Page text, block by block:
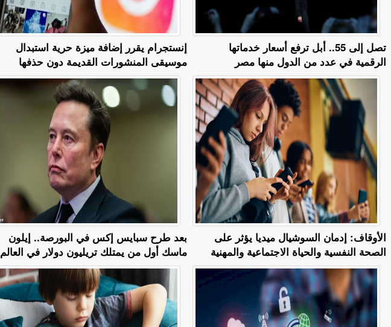
إنستجرام يقرر إضافة ميزة حرية استبدال
موسيقى المنشورات القديمة دون حذفها
تصل إلى 55.. أبل ترفع أسعار خدماتها
الرقمية في عدد من الدول منها مصر
بعد طرح سبايس إكس في البورصة.. إيلون
ماسك أول من يمتلك تريليون دولار في العالم
الأوقاف: إدمان السوشيال ميديا يؤثر على
الصحة النفسية والحياة الاجتماعية والمهنية